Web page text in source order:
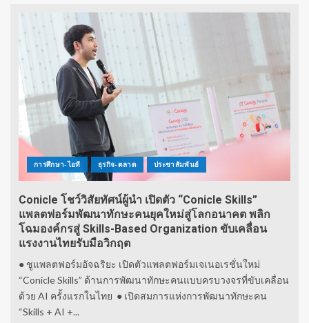
การศึกษา-ไอที ธุรกิจ-ตลาด ประชาสัมพันธ์
Conicle โชว์วิสัยทัศน์ผู้นำ เปิดตัว “Conicle Skills”
แพลตฟอร์มพัฒนาทักษะคนยุคใหม่สู่โลกอนาคต พลิก
โฉมองค์กรสู่ Skills-Based Organization ขับเคลื่อน
แรงงานไทยรับมือวิกฤต
● ชูแพลตฟอร์มอัจฉริยะ เปิดตัวแพลตฟอร์มเจเนอเรชั่นใหม่
“Conicle Skills” ด้านการพัฒนาทักษะคนแบบครบวงจรที่ขับเคลื่อน
ด้วย AI ครั้งแรกในไทย ● เปิดสมการแห่งการพัฒนาทักษะคน
“Skills + AI +...